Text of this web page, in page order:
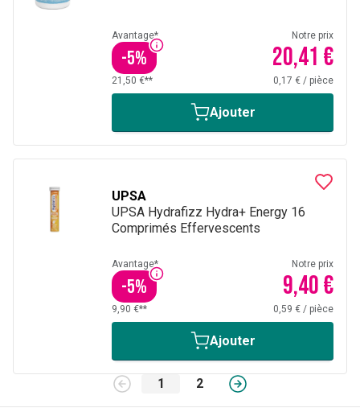
Avantage*
-5%
Notre prix
20,41 €
21,50 €** 0,17 € / pièce
Ajouter
UPSA
UPSA Hydrafizz Hydra+ Energy 16
Comprimés Effervescents
Avantage*
-5%
Notre prix
9,40 €
9,90 €** 0,59 € / pièce
Ajouter
1 2